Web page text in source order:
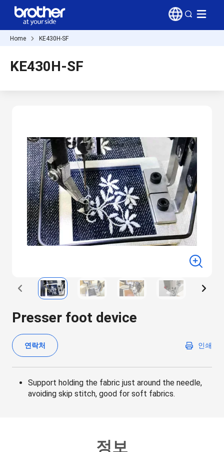
Home KE430H-SF
KE430H-SF
Presser foot device
연락처 인쇄
Support holding the fabric just around the needle,
avoiding skip stitch, good for soft fabrics.
정보